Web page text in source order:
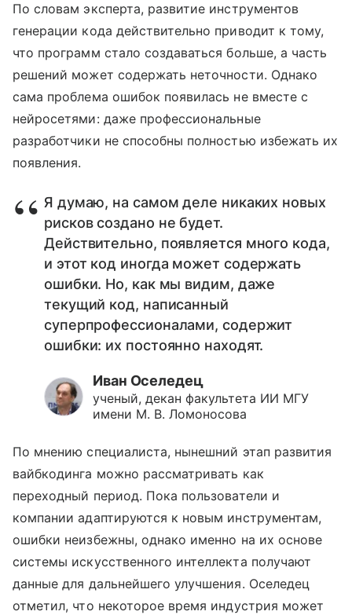
По словам эксперта, развитие инструментов
генерации кода действительно приводит к тому,
что программ стало создаваться больше, а часть
решений может содержать неточности. Однако
сама проблема ошибок появилась не вместе с
нейросетями: даже профессиональные
разработчики не способны полностью избежать их
появления.
Я думаю, на самом деле никаких новых
рисков создано не будет.
Действительно, появляется много кода,
и этот код иногда может содержать
ошибки. Но, как мы видим, даже
текущий код, написанный
суперпрофессионалами, содержит
ошибки: их постоянно находят.
Иван Оселедец
ученый, декан факультета ИИ МГУ
имени М. В. Ломоносова
По мнению специалиста, нынешний этап развития
вайбкодинга можно рассматривать как
переходный период. Пока пользователи и
компании адаптируются к новым инструментам,
ошибки неизбежны, однако именно на их основе
системы искусственного интеллекта получают
данные для дальнейшего улучшения. Оселедец
отметил, что некоторое время индустрия может